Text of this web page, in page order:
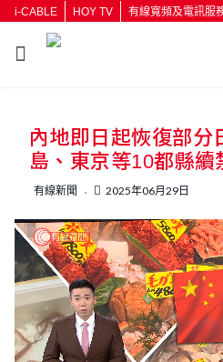
i-CABLE HOY TV 有線寬頻及電訊服
按輸入鍵開
內地即日起恢復部
島、東京等10都縣續
有線新聞 2025年06月29日